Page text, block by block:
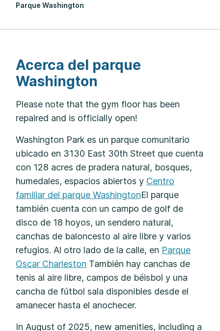
Parque Washington
Acerca del parque
Washington
Please note that the gym floor has been
repaired and is officially open!
Washington Park es un parque comunitario
ubicado en 3130 East 30th Street que cuenta
con 128 acres de pradera natural, bosques,
humedales, espacios abiertos y Centro
familiar del parque WashingtonEl parque
también cuenta con un campo de golf de
disco de 18 hoyos, un sendero natural,
canchas de baloncesto al aire libre y varios
refugios. Al otro lado de la calle, en Parque
Oscar Charleston También hay canchas de
tenis al aire libre, campos de béisbol y una
cancha de fútbol sala disponibles desde el
amanecer hasta el anochecer.
In August of 2025, new amenities, including a